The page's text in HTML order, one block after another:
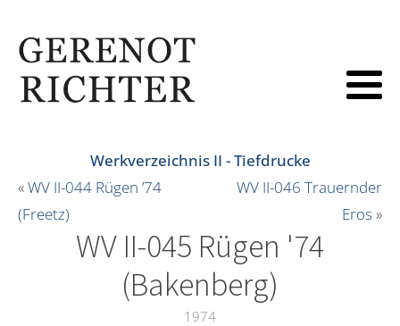
Werkverzeichnis II - Tiefdrucke
«WV II-044 Rügen ’74
(Freetz)
WV II-046 Trauernder
Eros»
WV II-045 Rügen '74
(Bakenberg)
1974